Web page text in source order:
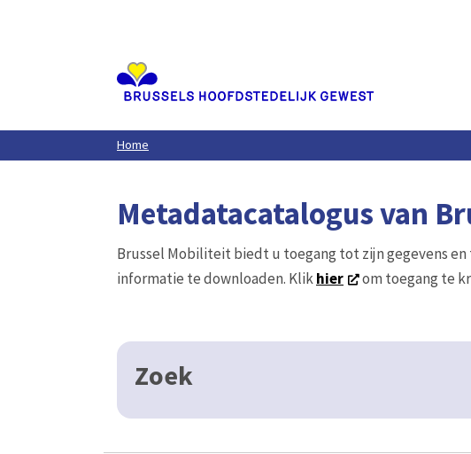
Home
Metadatacatalogus van
Brussel Mobiliteit biedt u toegang tot zijn gegevens
informatie te downloaden. Klikhier om toegang te
Zoek